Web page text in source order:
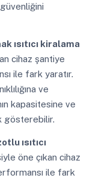
ısıtıcı kiralama
cihaz şantiye
ile fark yaratır.
ve
kapasitesine ve
gösterebilir.
ısıtıcı
öne çıkan cihaz
ile fark